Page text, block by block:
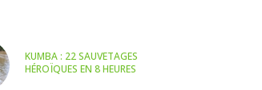
KUMBA : 22 SAUVETAGES
HÉROÏQUES EN 8 HEURES